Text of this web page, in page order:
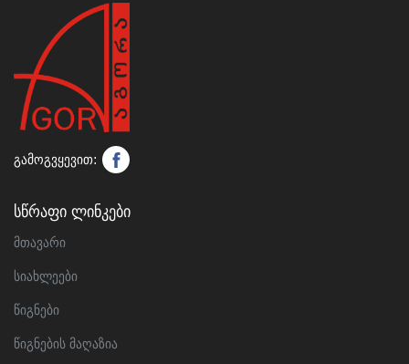
გამოგვყევით:
Სწრაფი Ლინკები
მთავარი
სიახლეები
წიგნები
წიგნების მაღაზია